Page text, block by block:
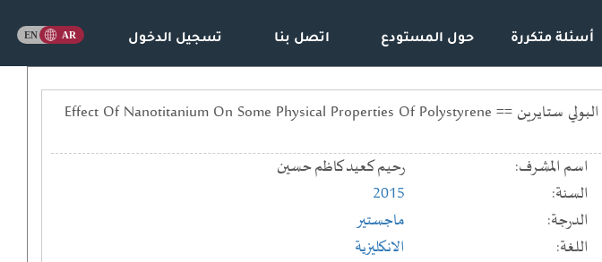
أسئلة متكررة حول المستودع اتصل بنا تسجيل الدخول
تاثير التيتانيوم النانوي على بعض الخصائص الفيزيائية لاغشية البولي ستايرين == Effect Of Nanotitanium On Some Physical Properties Of Polystyrene
اسم المشرف:
رحيم كعيد كاظم حسين
السنة:
2015
الدرجة:
ماجستير
اللغة:
الانكليزية